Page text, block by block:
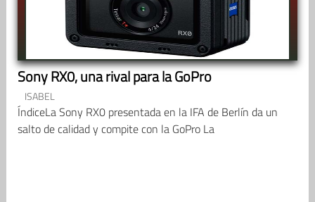
Sony RX0, una rival para la GoPro
ISABEL
ÍndiceLa Sony RX0 presentada en la IFA de Berlín da un
salto de calidad y compite con la GoPro La